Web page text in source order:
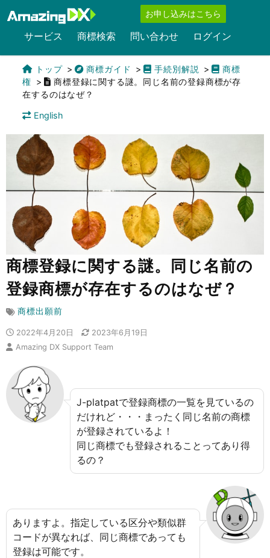
お申し込みはこちら
サービス 商標検索 問い合わせ ログイン
トップ 商標ガイド 手続別解説
商標
権
商標登録に関する謎。同じ名前の登録商標が存
在するのはなぜ？
English
商標登録に関する謎。同じ名前の
登録商標が存在するのはなぜ？
商標出願前
2022年4月20日
2023年6月19日
Amazing DX Support Team
J-platpatで登録商標の一覧を見ているの
だけれど・・・まったく同じ名前の商標
が登録されているよ！
同じ商標でも登録されることってあり得
るの？
ありますよ。指定している区分や類似群
コードが異なれば、同じ商標であっても
登録は可能です。